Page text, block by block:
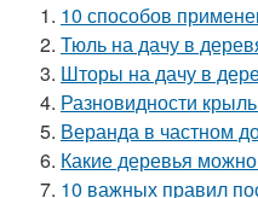
1. 10 способов
2. Тюль на дачу в
3. Шторы на дачу в
4. Разновидности
5. Веранда в частном
6. Какие деревья
7. 10 важных правил